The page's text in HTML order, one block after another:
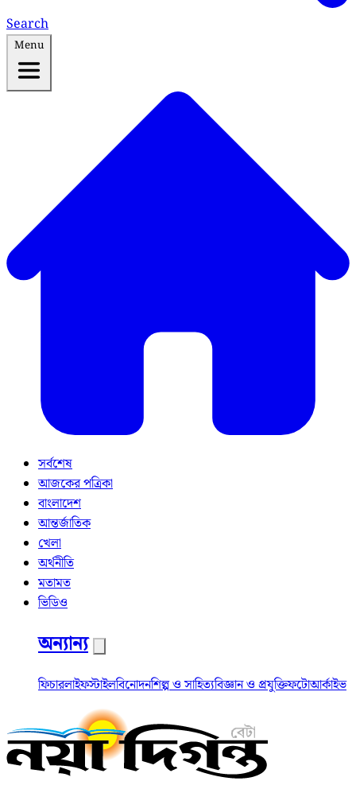
Search
Menu
সর্বশেষ
আজকের পত্রিকা
বাংলাদেশ
আন্তর্জাতিক
খেলা
অর্থনীতি
মতামত
ভিডিও
অন্যান্য
ফিচারলাইফস্টাইলবিনোদনশিল্প ও সাহিত্যবিজ্ঞান ও প্রযুক্তিফটোআর্কাইভ